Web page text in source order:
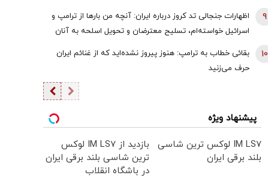
اظهارات جنجالی تد کروز درباره ایران: آنچه من بارها از ترامپ و
اسرائیل خواسته‌ام، تسلیح معترضان و تحویل اسلحه به آنان
9
بقائی خطاب به ترامپ: هنوز پیروز نشده‌اید که از غنائم ایران
حرف می‌زنید
10
پیشنهاد ویژه
IM LS7 لوکس ترین شاسی
بلند برقی ایران
بازدید از IM LS7 لوکس
ترین شاسی بلند برقی ایران
در باشگاه انقلاب